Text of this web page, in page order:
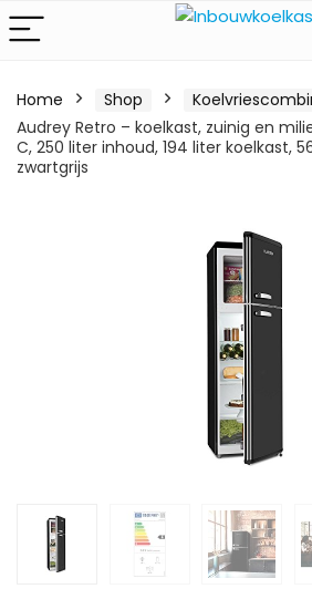
Home Shop
Audrey Retro – koelkast, zuinig en
C, 250 liter inhoud, 194 liter koelkast,
zwartgrijs